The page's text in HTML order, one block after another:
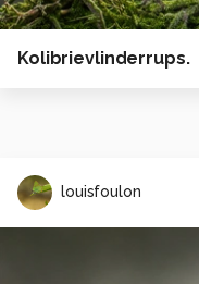
Kolibrievlinderrups.
louisfoulon